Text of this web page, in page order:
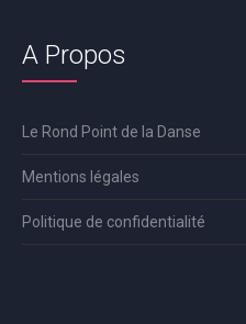
A Propos
Le Rond Point de la Danse
Mentions légales
Politique de confidentialité